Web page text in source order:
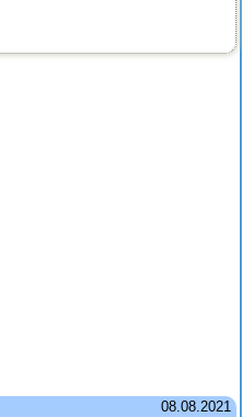
08.08.2021